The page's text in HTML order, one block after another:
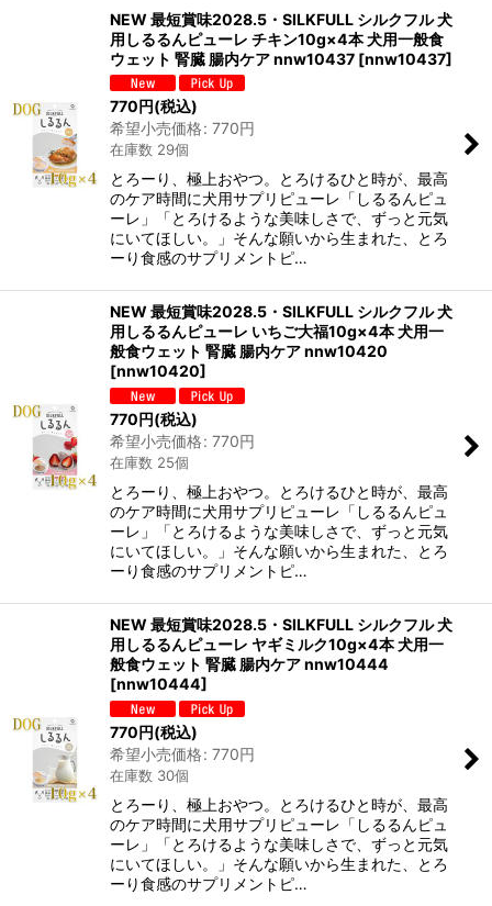
NEW 最短賞味2028.5・SILKFULL シルクフル 犬
用しるるんピューレ チキン10g×4本 犬用一般食
ウェット 腎臓 腸内ケア nnw10437 [nnw10437]
770 円(税込)
希望小売価格: 770円
在庫数 29個
とろーり、極上おやつ。とろけるひと時が、最高
のケア時間に犬用サプリピューレ「しるるんピュ
ーレ」「とろけるような美味しさで、ずっと元気
にいてほしい。」そんな願いから生まれた、とろ
ーり食感のサプリメントピ…
NEW 最短賞味2028.5・SILKFULL シルクフル 犬
用しるるんピューレ いちご大福10g×4本 犬用一
般食ウェット 腎臓 腸内ケア nnw10420
[nnw10420]
770円(税込)
希望小売価格: 770円
在庫数 25個
とろーり、極上おやつ。とろけるひと時が、最高
のケア時間に犬用サプリピューレ「しるるんピュ
ーレ」「とろけるような美味しさで、ずっと元気
にいてほしい。」そんな願いから生まれた、とろ
ーり食感のサプリメントピ…
NEW 最短賞味2028.5・SILKFULL シルクフル 犬
用しるるんピューレ ヤギミルク10g×4本 犬用一
般食ウェット 腎臓 腸内ケア nnw10444
[nnw10444]
770円(税込)
希望小売価格: 770円
在庫数 30個
とろーり、極上おやつ。とろけるひと時が、最高
のケア時間に犬用サプリピューレ「しるるんピュ
ーレ」「とろけるような美味しさで、ずっと元気
にいてほしい。」そんな願いから生まれた、とろ
ーり食感のサプリメントピ…